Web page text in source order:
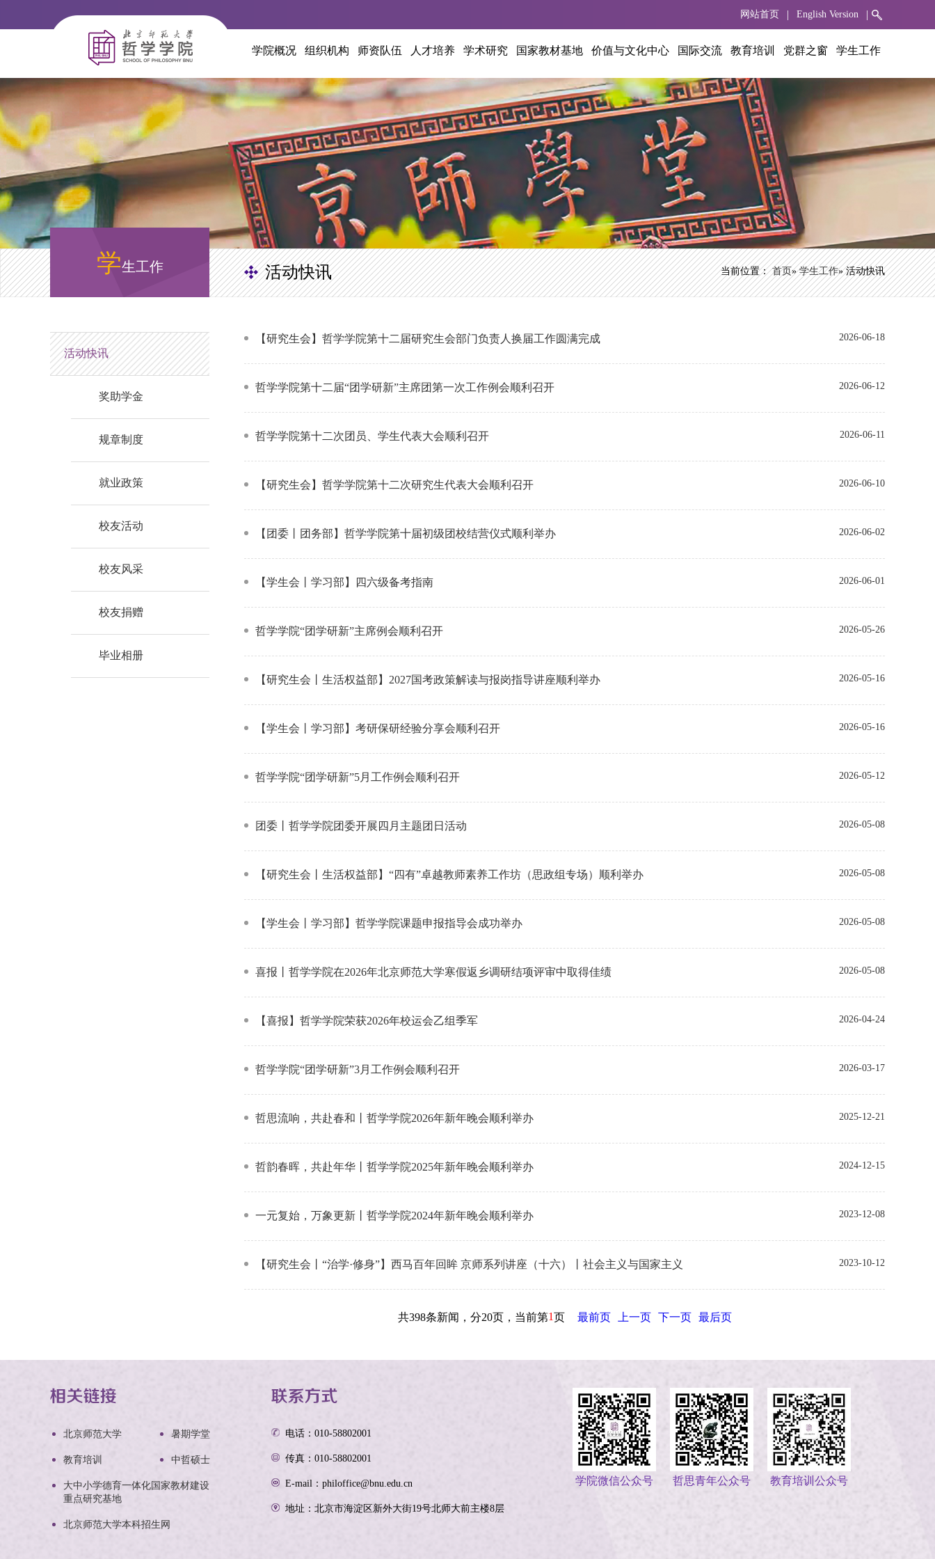
|
English Version
|
网站首页
学院概况 组织机构 师资队伍 人才培养 学术研究 国家教材基地 价值与文化中心 国际交流 教育培训 党群之窗 学生工作
学生工作 当前位置：首页»学生工作» 活动快讯
活动快讯
活动快讯
奖助学金
规章制度
就业政策
校友活动
校友风采
校友捐赠
毕业相册
【研究生会】哲学学院第十二届研究生会部门负责人换届工作圆满完成 2026-06-18
哲学学院第十二届“团学研新”主席团第一次工作例会顺利召开 2026-06-12
哲学学院第十二次团员、学生代表大会顺利召开 2026-06-11
【研究生会】哲学学院第十二次研究生代表大会顺利召开 2026-06-10
【团委丨团务部】哲学学院第十届初级团校结营仪式顺利举办 2026-06-02
【学生会丨学习部】四六级备考指南 2026-06-01
哲学学院“团学研新”主席例会顺利召开 2026-05-26
【研究生会丨生活权益部】2027国考政策解读与报岗指导讲座顺利举办 2026-05-16
【学生会丨学习部】考研保研经验分享会顺利召开 2026-05-16
哲学学院“团学研新”5月工作例会顺利召开 2026-05-12
团委丨哲学学院团委开展四月主题团日活动 2026-05-08
【研究生会丨生活权益部】“四有”卓越教师素养工作坊（思政组专场）顺利举办 2026-05-08
【学生会丨学习部】哲学学院课题申报指导会成功举办 2026-05-08
喜报丨哲学学院在2026年北京师范大学寒假返乡调研结项评审中取得佳绩 2026-05-08
【喜报】哲学学院荣获2026年校运会乙组季军 2026-04-24
哲学学院“团学研新”3月工作例会顺利召开 2026-03-17
哲思流响，共赴春和丨哲学学院2026年新年晚会顺利举办 2025-12-21
哲韵春晖，共赴年华丨哲学学院2025年新年晚会顺利举办 2024-12-15
一元复始，万象更新丨哲学学院2024年新年晚会顺利举办 2023-12-08
【研究生会丨“治学·修身”】西马百年回眸 京师系列讲座（十六）丨社会主义与国家主义 2023-10-12
共398条新闻，分20页，当前第1页 最前页 上一页 下一页 最后页
北京师范大学 暑期学堂
教育培训 中哲硕士
大中小学德育一体化国家教材建设
重点研究基地
北京师范大学本科招生网
电话：010-58802001
传真：010-58802001
E-mail：philoffice@bnu.edu.cn
地址：北京市海淀区新外大街19号北师大前主楼8层
学院微信公众号 哲思青年公众号 教育培训公众号